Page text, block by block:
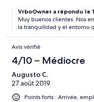
VrboOwner a répondu le
Muy buenos clientes. Nos
la tranquilidad y el entorno
Avis vérifié
4/10 – Médiocre
Augusto C.
27 août 2019
Points forts : Arrivée,